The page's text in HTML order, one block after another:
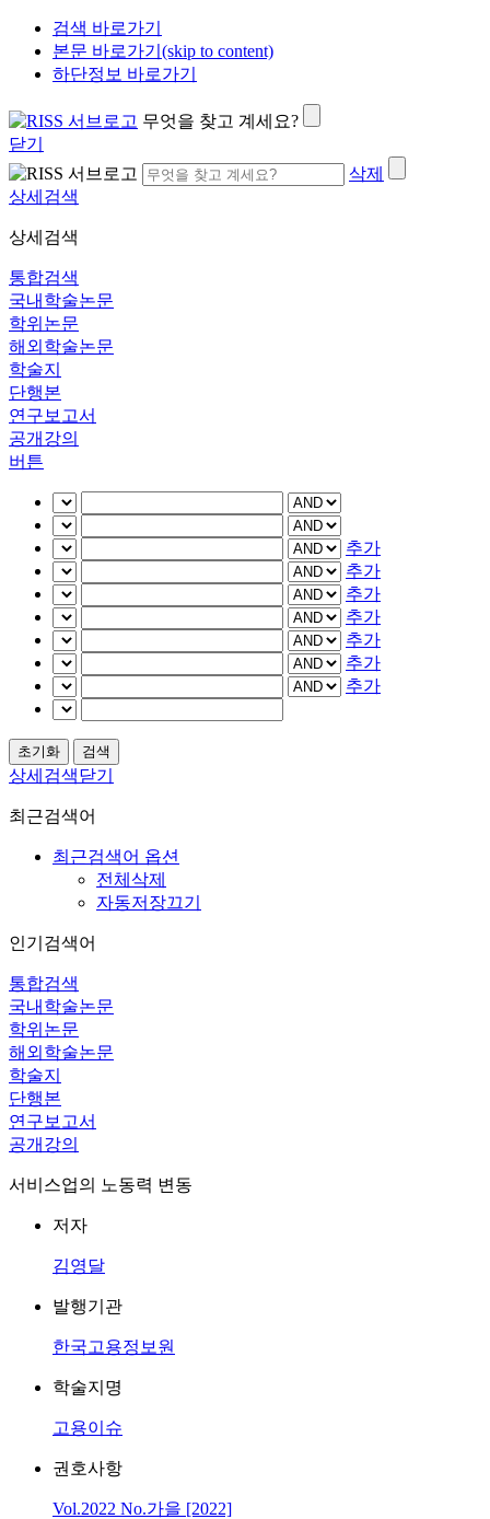
검색 바로가기
본문 바로가기(skip to content)
하단정보 바로가기
무엇을 찾고 계세요?
닫기
삭제
상세검색
상세검색
통합검색
국내학술논문
학위논문
해외학술논문
학술지
단행본
연구보고서
공개강의
버튼
추가
추가
추가
추가
추가
추가
추가
상세검색닫기
최근검색어
최근검색어 옵션
전체삭제
자동저장끄기
인기검색어
통합검색
국내학술논문
학위논문
해외학술논문
학술지
단행본
연구보고서
공개강의
서비스업의 노동력 변동
저자
김영달
발행기관
한국고용정보원
학술지명
고용이슈
권호사항
Vol.2022 No.가을 [2022]